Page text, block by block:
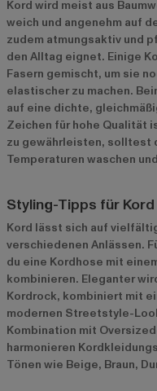
Kord wird meist aus
weich und angenehm auf
zudem atmungsaktiv und
den Alltag eignet. Einige
Fasern gemischt, um sie
elastischer zu machen.
auf eine dichte,
Zeichen für hohe Qualität
zu gewährleisten, solltest
Temperaturen waschen
Styling-Tipps für Kord
Kord lässt sich auf
verschiedenen Anlässen.
du eine Kordhose mit
kombinieren. Eleganter
Kordrock, kombiniert mit
modernen Streetstyle-
Kombination mit
harmonieren
Tönen wie Beige, Braun,